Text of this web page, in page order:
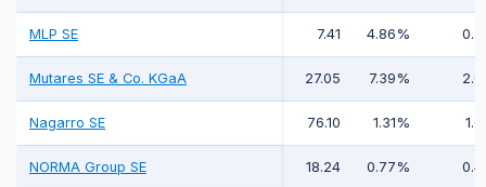
MLP SE 7.41 4.86%
Mutares SE & Co. KGaA 27.05 7.39%
Nagarro SE 76.10 1.31%
NORMA Group SE 18.24 0.77%